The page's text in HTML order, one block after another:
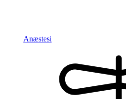
Anæstesi